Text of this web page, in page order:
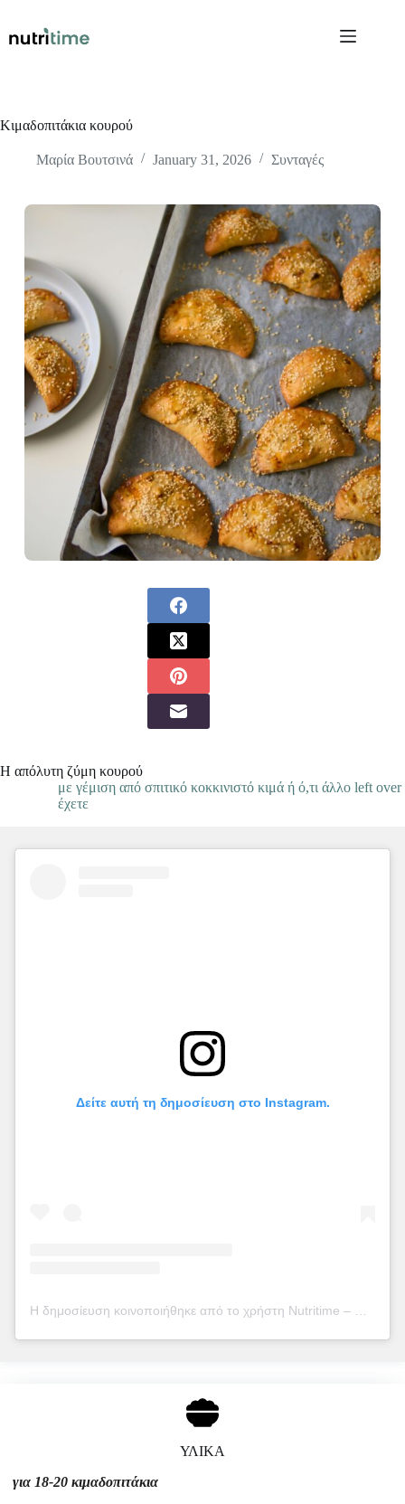
content
Κιμαδοπιτάκια κουρού
Μαρία Βουτσινά January 31, 2026 Συνταγές
Η απόλυτη ζύμη κουρού
με γέμιση από σπιτικό κοκκινιστό κιμά ή ό,τι άλλο left over
έχετε
Δείτε αυτή τη δημοσίευση στο Instagram.
Η δημοσίευση κοινοποιήθηκε από το χρήστη Nutritime – Μαρία Βουτσινά (@nutritime_mv)
ΥΛΙΚΑ
για 18-20 κιμαδοπιτάκια